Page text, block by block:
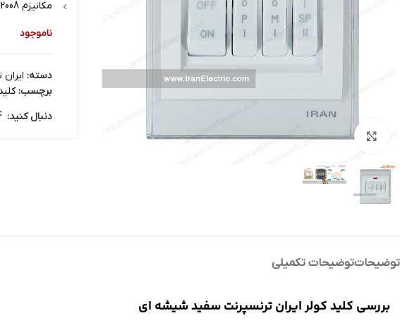
بزرگنمایی تصویر
مکانیزم 2008
ناموجود
دسته:
برچسب:
دنبال کنید:
توضیحاتتوضیحات تکمیلی
بررسی کلید کولر ایران ترنسپرنت سفید شیشه ای